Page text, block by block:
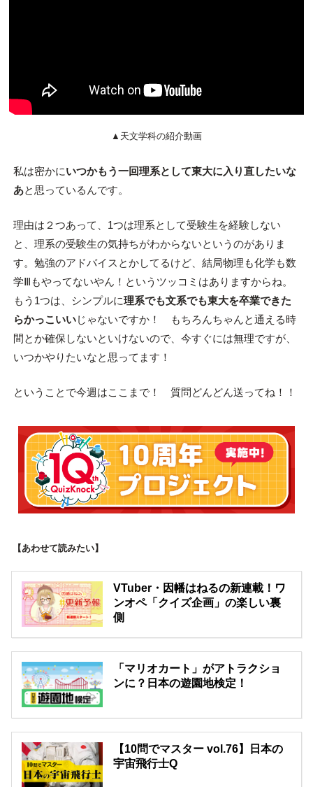
▲天文学科の紹介動画
私は密かにいつかもう一回理系として東大に入り直したいな
あと思っているんです。
理由は２つあって、1つは理系として受験生を経験しない
と、理系の受験生の気持ちがわからないというのがありま
す。勉強のアドバイスとかしてるけど、結局物理も化学も数
学Ⅲもやってないやん！というツッコミはありますからね。
もう1つは、シンプルに理系でも文系でも東大を卒業できた
らかっこいいじゃないですか！ もちろんちゃんと通える時
間とか確保しないといけないので、今すぐには無理ですが、
いつかやりたいなと思ってます！
ということで今週はここまで！ 質問どんどん送ってね！！
【あわせて読みたい】
VTuber・因幡はねるの新連載！ワ
ンオペ「クイズ企画」の楽しい裏
側
「マリオカート」がアトラクショ
ンに？日本の遊園地検定！
【10問でマスター vol.76】日本の
宇宙飛行士Q